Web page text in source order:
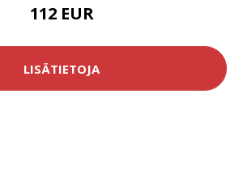
112 EUR
LISÄTIETOJA